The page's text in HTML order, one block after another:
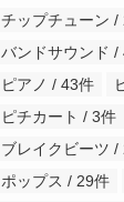
チップチューン /
バンドサウンド /
ピアノ / 43件
ピチカート / 3件
ブレイクビーツ /
ポップス / 29件